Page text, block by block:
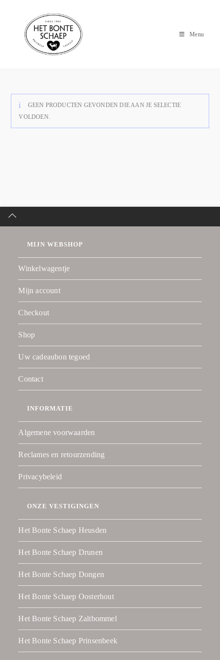
Menu
GEEN PRODUCTEN GEVONDEN DIE AAN JE SELECTIE
VOLDOEN.
MIJN WEBSHOP
Winkelwagentje
Mijn account
Checkout
Shop
Uw cadeaubon tegoed
Contact
INFORMATIE
Algemene voorwaarden
Reclames en retourzending
Privacybeleid
ONZE VESTIGINGEN
Het Bonte Schaep Heusden
Het Bonte Schaep Drunen
Het Bonte Schaep Dongen
Het Bonte Schaep Oosterhout
Het Bonte Schaep Zaltbommel
Het Bonte Schaep Prinsenbeek